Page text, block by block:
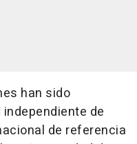
han sido
de
de referencia